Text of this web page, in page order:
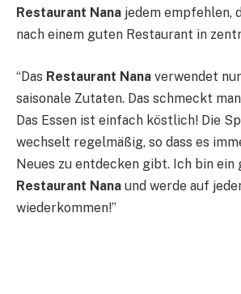
Restaurant Nana jedem empfehlen,
nach einem guten Restaurant in
“Das Restaurant Nana verwendet
saisonale Zutaten. Das schmeckt
Das Essen ist einfach köstlich! Die
wechselt regelmäßig, so dass es
Neues zu entdecken gibt. Ich bin ein
Restaurant Nana und werde auf
wiederkommen!”